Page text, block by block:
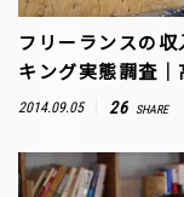
フリーランスの
キング実態調査
2014.09.05 26 SHARE